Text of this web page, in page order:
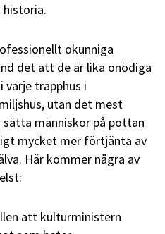
historia.
okunniga
det att de är lika onödiga
varje trapphus i
utan det mest
människor på pottan
mycket mer förtjänta av
Här kommer några av
att kulturministern